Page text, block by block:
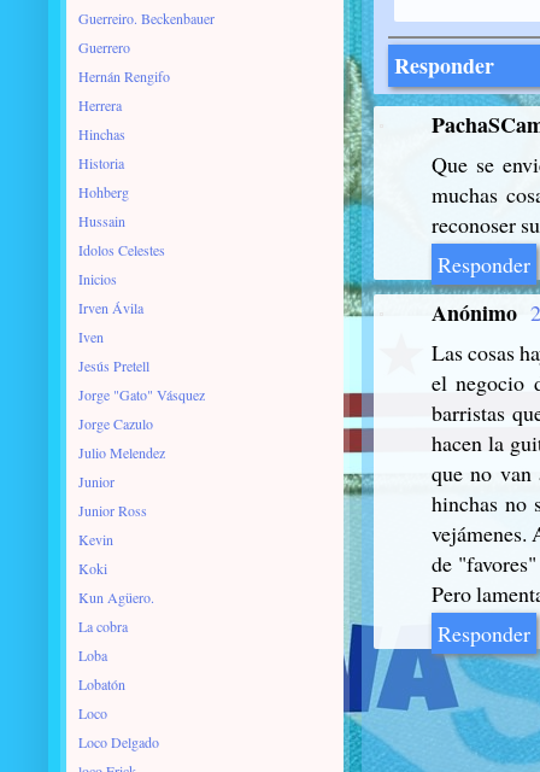
Responder
Que se
muchas
reconoser
Responder
Anónimo
Las cosas
el negocio
barristas
hacen la
que no van
hinchas no
vejámenes.
de
Pero
Responder
Guerreiro. Beckenbauer
Guerrero
Hernán Rengifo
Herrera
Hinchas
Historia
Hohberg
Hussain
Idolos Celestes
Inicios
Irven Ávila
Iven
Jesús Pretell
Jorge "Gato" Vásquez
Jorge Cazulo
Julio Melendez
Junior
Junior Ross
Kevin
Koki
Kun Agüero.
La cobra
Loba
Lobatón
Loco
Loco Delgado